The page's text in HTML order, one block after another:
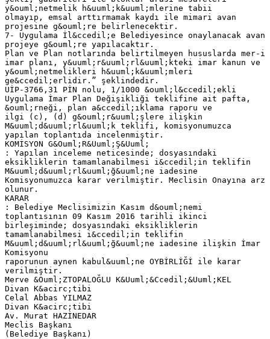
y&ouml;netmelik h&uuml;k&uuml;mlerine tabii
olmayıp, emsal arttırmamak kaydı ile mimari avan
projesine g&ouml;re belirlenecektir.
7- Uygulama İl&ccedil;e Belediyesince onaylanacak avan
projeye g&ouml;re yapılacaktır.
Plan ve Plan notlarında belirtilmeyen hususlarda mer-i
imar planı, y&uuml;r&uuml;rl&uuml;kteki imar kanun ve
y&ouml;netmelikleri h&uuml;k&uuml;mleri
ge&ccedil;erlidir.” şeklindedir.
UİP-3766,31 PİN nolu, 1/1000 &ouml;l&ccedil;ekli
Uygulama İmar Plan Değişikliği teklifine ait pafta,
&ouml;rneği, plan a&ccedil;ıklama raporu ve
ilgi (c), (d) g&ouml;r&uuml;şlere ilişkin
M&uuml;d&uuml;rl&uuml;k teklifi, komisyonumuzca
yapılan toplantıda incelenmiştir.
KOMİSYON G&Ouml;R&Uuml;Ş&Uuml;
: Yapılan inceleme neticesinde; dosyasındaki
eksikliklerin tamamlanabilmesi i&ccedil;in teklifin
M&uuml;d&uuml;rl&uuml;ğ&uuml;ne iadesine
Komisyonumuzca karar verilmiştir. Meclisin Onayına arz
olunur.
KARAR
: Belediye Meclisimizin Kasım d&ouml;nemi
toplantısının 09 Kasım 2016 tarihli ikinci
birleşiminde; dosyasındaki eksikliklerin
tamamlanabilmesi i&ccedil;in teklifin
M&uuml;d&uuml;rl&uuml;ğ&uuml;ne iadesine ilişkin İmar
Komisyonu
raporunun aynen kabul&uuml;ne OYBİRLİĞİ ile karar
verilmiştir.
Merve &Ouml;ZTOPALOĞLU K&Uuml;&Ccedil;&Uuml;KEL
Divan K&acirc;tibi
Celal Abbas YILMAZ
Divan K&acirc;tibi
Av. Murat HAZİNEDAR
Meclis Başkanı
(Belediye Başkanı)